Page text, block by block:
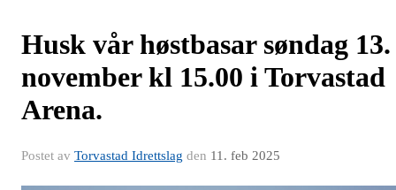
Husk vår høstbasar søndag 13.
november kl 15.00 i Torvastad
Arena.
Postet av Torvastad Idrettslag den 11. feb 2025